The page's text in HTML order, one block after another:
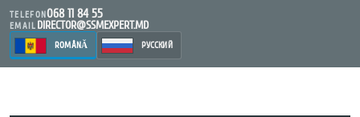
TELEFON068 11 84 55
EMAIL DIRECTOR@SSMEXPERT.MD
ROMÂNĂ РУССКИЙ